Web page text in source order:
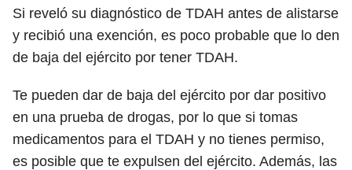
Si reveló su diagnóstico de TDAH antes de alistarse
y recibió una exención, es poco probable que lo den
de baja del ejército por tener TDAH.
Te pueden dar de baja del ejército por dar positivo
en una prueba de drogas, por lo que si tomas
medicamentos para el TDAH y no tienes permiso,
es posible que te expulsen del ejército. Además, las